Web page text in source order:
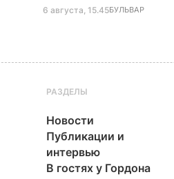
6 августа, 15.45БУЛЬВАР
РАЗДЕЛЫ
Новости
Публикации и
интервью
В гостях у Гордона